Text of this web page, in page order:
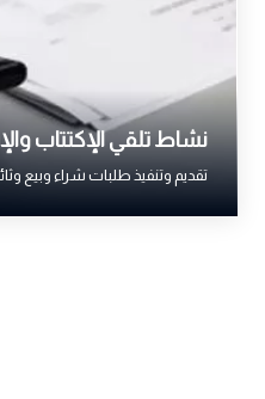
نشاط تلقي الإكتتاب
تقديم وتنفيذ طلبات شراء وبيع